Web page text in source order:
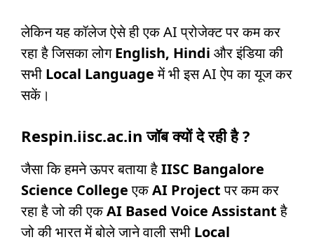
लेकिन यह कॉलेज ऐसे ही एक AI प्रोजेक्ट पर कम कर
रहा है जिसका लोगEnglish, Hindi और इंडिया की
सभी Local Languageमें भी इस AI ऐप का यूज कर
सकें।
Respin.iisc.ac.in जॉब क्यों दे रही है ?
जैसा कि हमने ऊपर बताया हैIISC Bangalore
Science CollegeएकAI Projectपर कम कर
रहा है जो की एकAI Based Voice Assistantहै
जो की भारत में बोले जाने वाली सभी Local